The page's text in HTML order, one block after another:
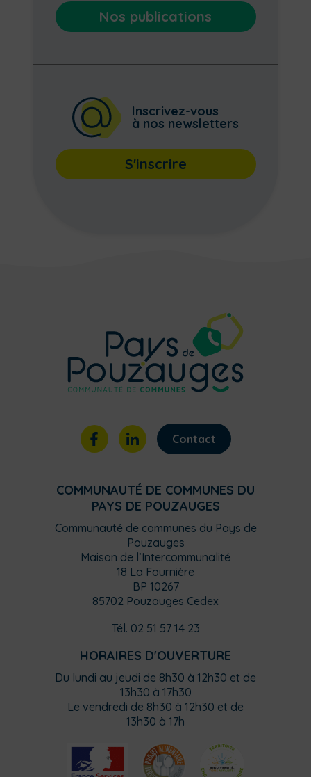
Nos publications
Inscrivez-vous
à nos newsletters
S'inscrire
Contact
COMMUNAUTÉ DE COMMUNES DU
PAYS DE POUZAUGES
Communauté de communes du Pays de
Pouzauges
Maison de l’Intercommunalité
18 La Fournière
BP 10267
85702 Pouzauges Cedex
Tél. 02 51 57 14 23
HORAIRES D'OUVERTURE
Du lundi au jeudi de 8h30 à 12h30 et de
13h30 à 17h30
Le vendredi de 8h30 à 12h30 et de
13h30 à 17h